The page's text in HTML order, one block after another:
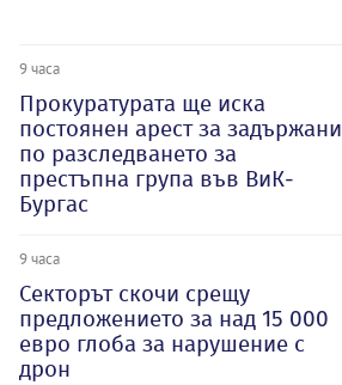
9 часа
Прокуратурата ще иска
постоянен арест за задържани
по разследването за
престъпна група във ВиК-
Бургас
9 часа
Секторът скочи срещу
предложението за над 15 000
евро глоба за нарушение с
дрон